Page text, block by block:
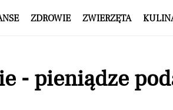
ZDROWIE ZWIERZĘTA
- pieniądze